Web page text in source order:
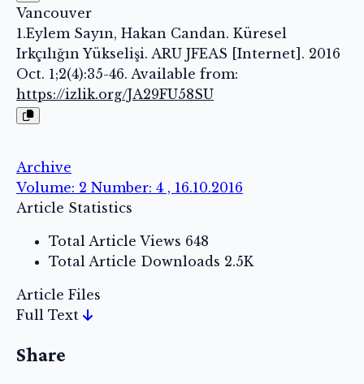
Vancouver
1.Eylem Sayın, Hakan Candan. Küresel
Irkçılığın Yükselişi. ARU JFEAS [Internet]. 2016
Oct. 1;2(4):35-46. Available from:
https://izlik.org/JA29FU58SU
Archive
Volume: 2 Number: 4 , 16.10.2016
Article Statistics
Total Article Views 648
Total Article Downloads 2.5K
Article Files
Full Text
Share